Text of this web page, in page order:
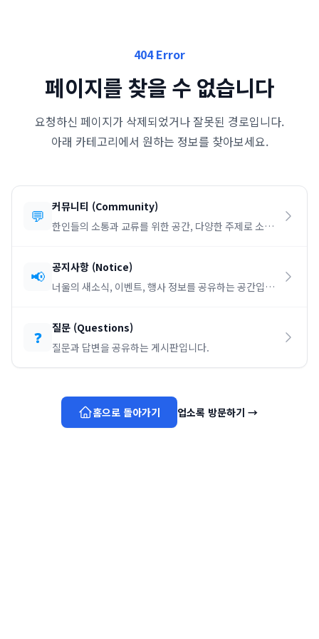
404 Error
페이지를 찾을 수 없습니다
요청하신 페이지가 삭제되었거나 잘못된 경로입니다.
아래 카테고리에서 원하는 정보를 찾아보세요.
💬 커뮤니티 (Community)
한인들의 소통과 교류를 위한 공간, 다양한 주제로 소통
📢 공지사항 (Notice)
너울의 새소식, 이벤트, 행사 정보를 공유하는 공간입니
❓ 질문 (Questions)
질문과 답변을 공유하는 게시판입니다.
홈으로 돌아가기 업소록 방문하기 →